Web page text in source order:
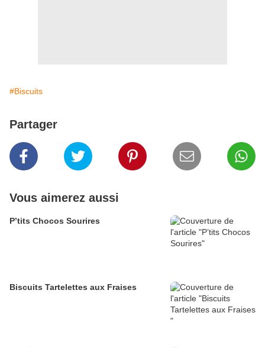
#Biscuits
Partager
Vous aimerez aussi
P’tits Chocos Sourires
Biscuits Tartelettes aux Fraises